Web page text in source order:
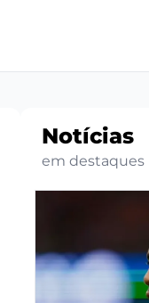
Notícias
em destaques